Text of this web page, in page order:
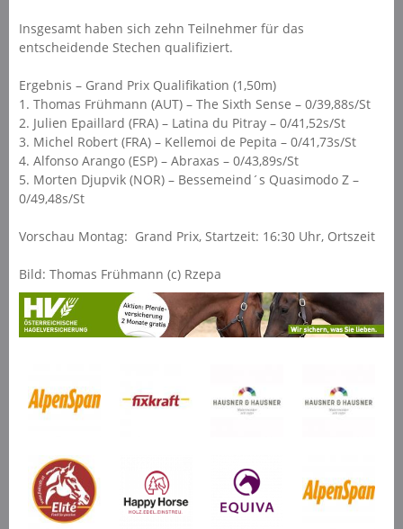
Insgesamt haben sich zehn Teilnehmer für das
entscheidende Stechen qualifiziert.
Ergebnis – Grand Prix Qualifikation (1,50m)
1. Thomas Frühmann (AUT) – The Sixth Sense – 0/39,88s/St
2. Julien Epaillard (FRA) – Latina du Pitray – 0/41,52s/St
3. Michel Robert (FRA) – Kellemoi de Pepita – 0/41,73s/St
4. Alfonso Arango (ESP) – Abraxas – 0/43,89s/St
5. Morten Djupvik (NOR) – Bessemeind´s Quasimodo Z –
0/49,48s/St
Vorschau Montag: Grand Prix, Startzeit: 16:30 Uhr, Ortszeit
Bild: Thomas Frühmann (c) Rzepa